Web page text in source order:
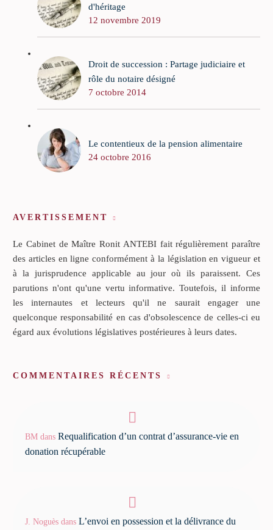
d'héritage
12 novembre 2019
Droit de succession : Partage judiciaire et
rôle du notaire désigné
7 octobre 2014
Le contentieux de la pension alimentaire
24 octobre 2016
AVERTISSEMENT
Le Cabinet de Maître Ronit ANTEBI fait régulièrement paraître
des articles en ligne conformément à la législation en vigueur et
à la jurisprudence applicable au jour où ils paraissent. Ces
parutions n'ont qu'une vertu informative. Toutefois, il informe
les internautes et lecteurs qu'il ne saurait engager une
quelconque responsabilité en cas d'obsolescence de celles-ci eu
égard aux évolutions législatives postérieures à leurs dates.
COMMENTAIRES RÉCENTS
BM dans Requalification d’un contrat d’assurance-vie en
donation récupérable
J. Noguès dans L’envoi en possession et la délivrance du